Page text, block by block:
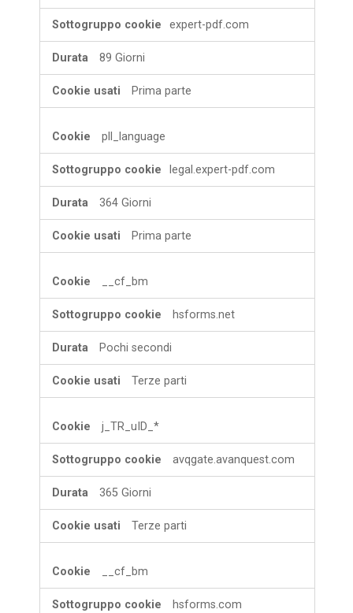
funzionalità
expert-pdf.com
89 Giorni
Prima parte
pll_language
legal.expert-pdf.com
364 Giorni
Prima parte
__cf_bm
hsforms.net
Pochi secondi
Terze parti
j_TR_uID_*
avqgate.avanquest.com
365 Giorni
Terze parti
__cf_bm
hsforms.com